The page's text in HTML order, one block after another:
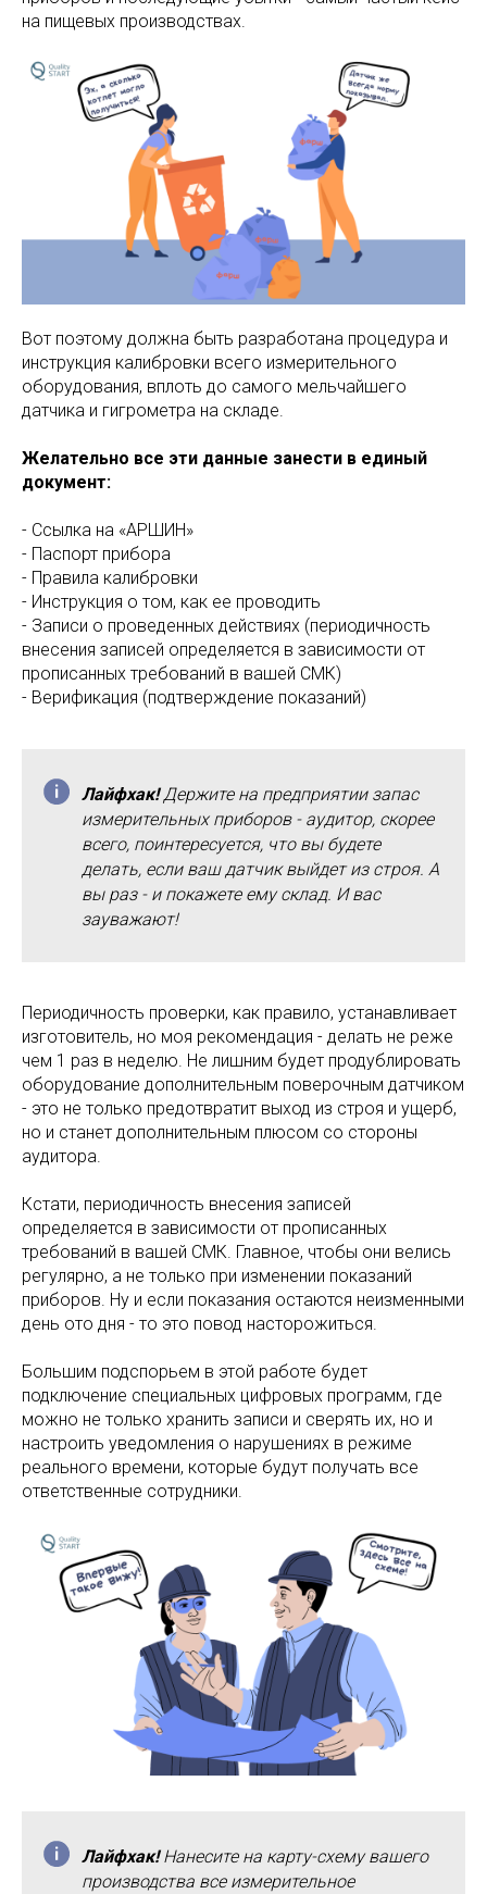
на пищевых производствах.
Вот поэтому должна быть разработана процедура и
инструкция калибровки всего измерительного
оборудования, вплоть до самого мельчайшего
датчика и гигрометра на складе.
Желательно все эти данные занести в единый
документ:
- Ссылка на «АРШИН»
- Паспорт прибора
- Правила калибровки
- Инструкция о том, как ее проводить
- Записи о проведенных действиях (периодичность
внесения записей определяется в зависимости от
прописанных требований в вашей СМК)
- Верификация (подтверждение показаний)
Лайфхак!Держите на предприятии запас
измерительных приборов - аудитор, скорее
всего, поинтересуется, что вы будете
делать, если ваш датчик выйдет из строя. А
вы раз - и покажете ему склад. И вас
зауважают!
Периодичность проверки, как правило, устанавливает
изготовитель, но моя рекомендация - делать не реже
чем 1 раз в неделю. Не лишним будет продублировать
оборудование дополнительным поверочным датчиком
- это не только предотвратит выход из строя и ущерб,
но и станет дополнительным плюсом со стороны
аудитора.
Кстати, периодичность внесения записей
определяется в зависимости от прописанных
требований в вашей СМК. Главное, чтобы они велись
регулярно, а не только при изменении показаний
приборов. Ну и если показания остаются неизменными
день ото дня - то это повод насторожиться.
Большим подспорьем в этой работе будет
подключение специальных цифровых программ, где
можно не только хранить записи и сверять их, но и
настроить уведомления о нарушениях в режиме
реального времени, которые будут получать все
ответственные сотрудники.
Лайфхак!Нанесите на карту-схему вашего
производства все измерительное